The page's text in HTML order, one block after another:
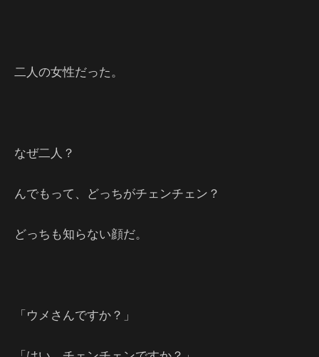
二人の女性だった。
なぜ二人？
んでもって、どっちがチェンチェン？
どっちも知らない顔だ。
「ウメさんですか？」